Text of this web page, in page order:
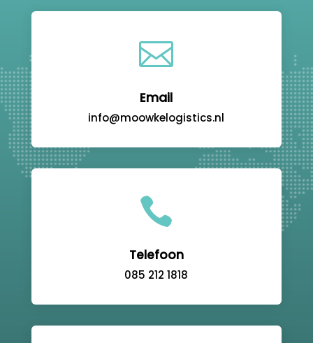

Email
info@moowkelogistics.nl

Telefoon
085 212 1818